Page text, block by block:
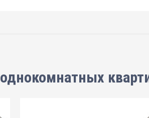
однокомнатных